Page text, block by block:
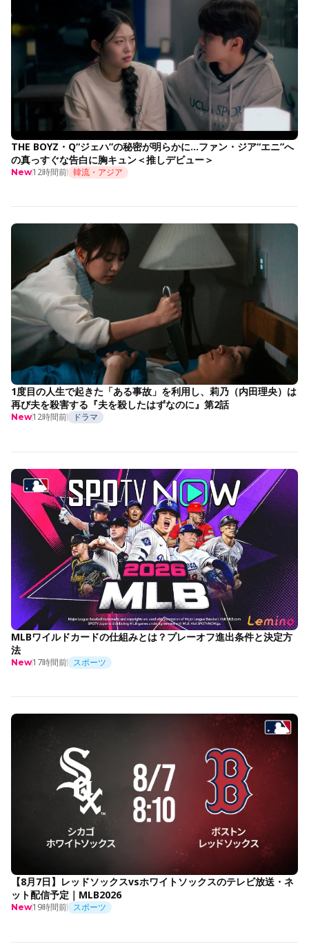
THE BOYZ・Q“ジェハ”の秘密が明らかに…ファン・ジア“エニ”へ
の真っすぐな告白に胸キュン＜推しデビュー＞
New12時間前 韓流・アジア
1度目の人生で起きた「ある事故」を利用し、莉乃（内田理央）は
再び夫を殺害する『夫を殺したはずなのに』第2話
New12時間前 ドラマ
MLBワイルドカードの仕組みとは？プレーオフ進出条件と決定方
法
New17時間前 スポーツ
【8月7日】レッドソックスvsホワイトソックスのテレビ放送・ネ
ット配信予定｜MLB2026
New19時間前 スポーツ